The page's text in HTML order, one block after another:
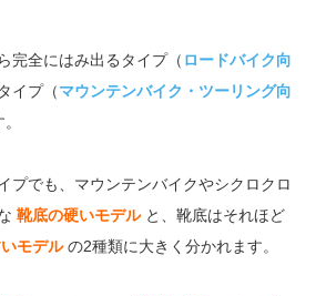
完全にはみ出るタイプ（ ロードバイク向
イプ（マウンテンバイク・ツーリング向
プでも、マウンテンバイクやシクロクロ
靴底の硬いモデル と、靴底はそれほど
モデルの2種類に大きく分かれます。